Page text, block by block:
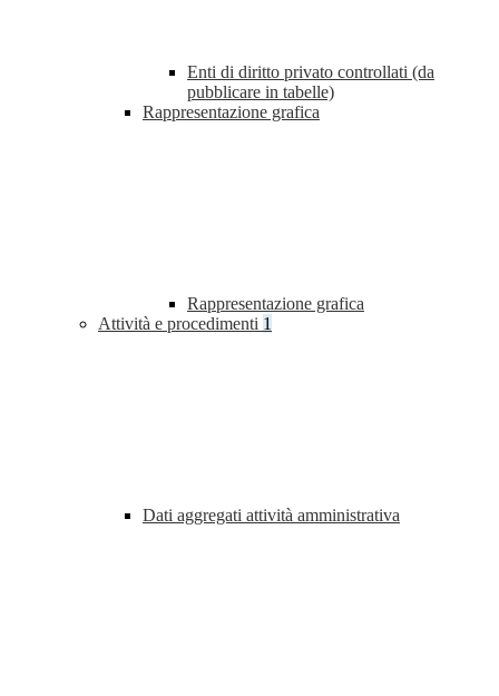
Enti di diritto privato controllati (da
pubblicare in tabelle)
Rappresentazione grafica
Rappresentazione grafica
Attività e procedimenti 1
Dati aggregati attività amministrativa